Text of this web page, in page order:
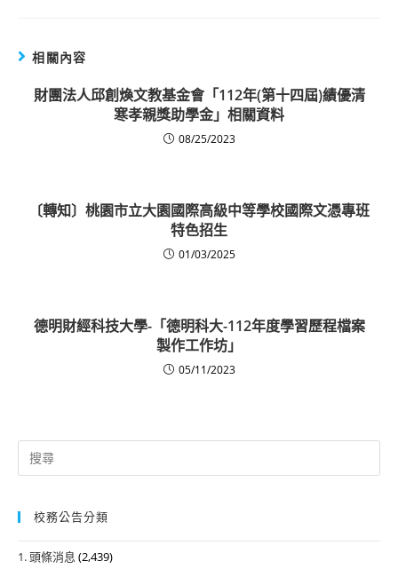
相關內容
財團法人邱創煥文教基金會「112年(第十四屆)績優清
寒孝親獎助學金」相關資料
08/25/2023
〔轉知〕桃園市立大園國際高級中等學校國際文憑專班
特色招生
01/03/2025
德明財經科技大學-「德明科大-112年度學習歷程檔案
製作工作坊」
05/11/2023
Search
for:
校務公告分類
1. 頭條消息 (2,439)